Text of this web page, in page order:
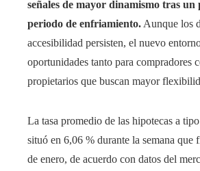
señales de mayor dinamismo tras un
periodo de enfriamiento. Aunque los
accesibilidad persisten, el nuevo
oportunidades tanto para compradores
propietarios que buscan mayor
La tasa promedio de las hipotecas a
situó en 6,06 % durante la semana que
de enero, de acuerdo con datos del